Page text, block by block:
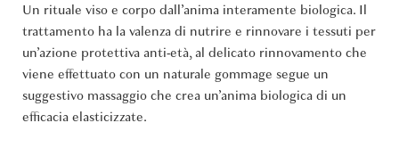
Un rituale viso e corpo dall’anima interamente biologica. Il
trattamento ha la valenza di nutrire e rinnovare i tessuti per
un’azione protettiva anti-età, al delicato rinnovamento che
viene effettuato con un naturale gommage segue un
suggestivo massaggio che crea un’anima biologica di un
efficacia elasticizzate.